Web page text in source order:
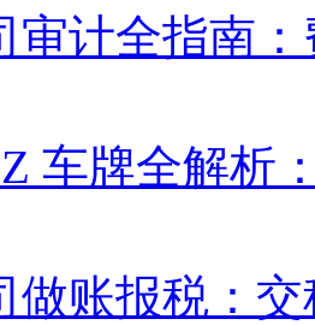
审计全指南
车牌全解析
做账报税：